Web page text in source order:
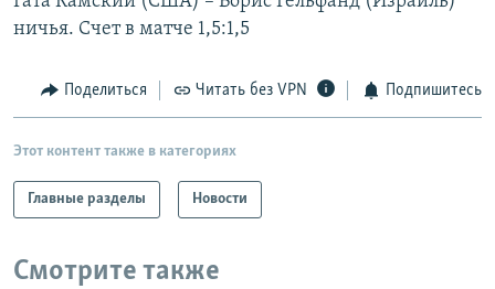
СОЦИАЛЬНЫЕ СЕТИ
Все сайты РСЕ/РС
ничья. Счет в матче 1,5:1,5
Поделиться Читать без VPN Подпишитесь
Этот контент также в категориях
Главные разделы Новости
Смотрите также